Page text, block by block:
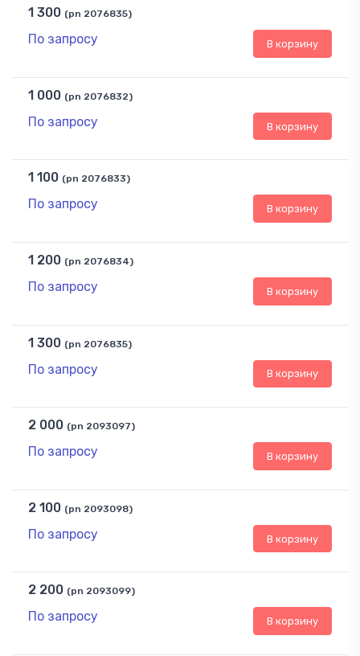
1 300 (pn 2076835)
По запросу В корзину
1 000 (pn 2076832)
По запросу В корзину
1 100 (pn 2076833)
По запросу В корзину
1 200 (pn 2076834)
По запросу В корзину
1 300 (pn 2076835)
По запросу В корзину
2 000 (pn 2093097)
По запросу В корзину
2 100 (pn 2093098)
По запросу В корзину
2 200 (pn 2093099)
По запросу В корзину